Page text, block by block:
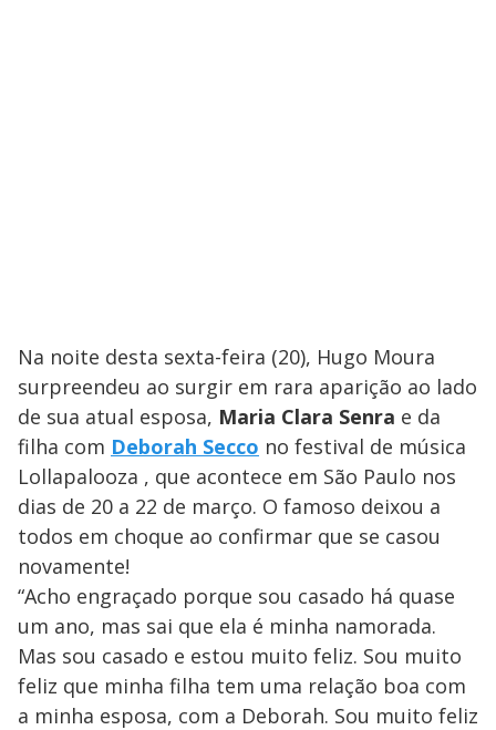
Na noite desta sexta-feira (20), Hugo Moura
surpreendeu ao surgir em rara aparição ao lado
de sua atual esposa, Maria Clara Senra e da
filha com Deborah Secco no festival de música
Lollapalooza , que acontece em São Paulo nos
dias de 20 a 22 de março. O famoso deixou a
todos em choque ao confirmar que se casou
novamente!
“Acho engraçado porque sou casado há quase
um ano, mas sai que ela é minha namorada.
Mas sou casado e estou muito feliz. Sou muito
feliz que minha filha tem uma relação boa com
a minha esposa, com a Deborah. Sou muito feliz